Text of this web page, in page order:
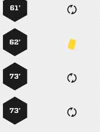
61’
62’
73’
73’